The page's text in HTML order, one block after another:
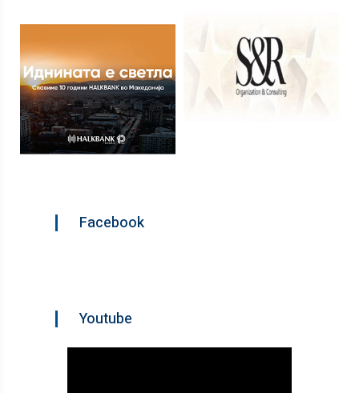
Facebook
Youtube